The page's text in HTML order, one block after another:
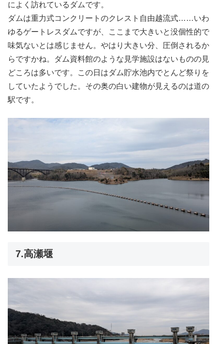
によく訪れているダムです。
ダムは重力式コンクリートのクレスト自由越流式……いわ
ゆるゲートレスダムですが、ここまで大きいと没個性的で
味気ないとは感じません。やはり大きい分、圧倒されるか
らですかね。ダム資料館のような見学施設はないものの見
どころは多いです。この日はダム貯水池内でとんど祭りを
していたようでした。その奥の白い建物が見えるのは道の
駅です。
7.高瀬堰